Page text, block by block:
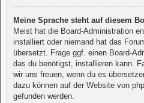
Meine Sprache steht auf diesem
Meist hat die Board-Administration
installiert oder niemand hat das
übersetzt. Frage ggf. einen Board-
das du benötigst, installieren kann.
wir uns freuen, wenn du es
dazu können auf der Website von
gefunden werden.